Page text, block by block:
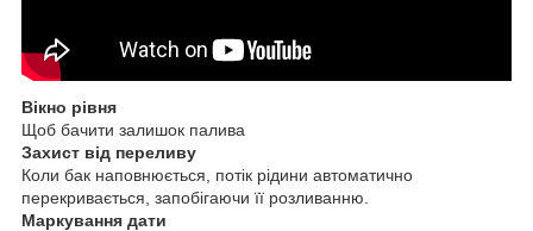
Вікно рівня
Щоб бачити залишок палива
Захист від переливу
Коли бак наповнюється, потік рідини автоматично
перекривається, запобігаючи її розливанню.
Маркування дати